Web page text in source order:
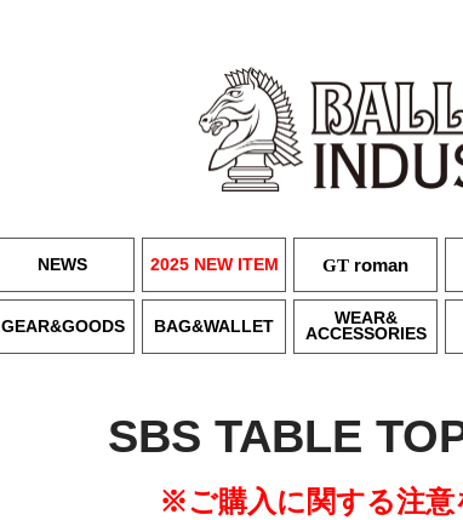
NEWS 2025 NEW ITEM GT roman
GEAR&GOODS BAG&WALLET
WEAR&
ACCESSORIES
SBS TABLE
※ご購入に関する注意